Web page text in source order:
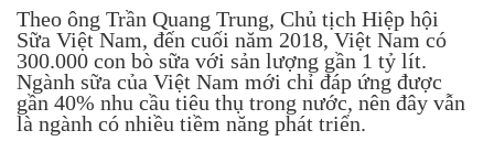
Theo ông Trần Quang Trung, Chủ tịch Hiệp hội
Sữa Việt Nam, đến cuối năm 2018, Việt Nam có
300.000 con bò sữa với sản lượng gần 1 tỷ lít.
Ngành sữa của Việt Nam mới chỉ đáp ứng được
gần 40% nhu cầu tiêu thụ trong nước, nên đây vẫn
là ngành có nhiều tiềm năng phát triển.